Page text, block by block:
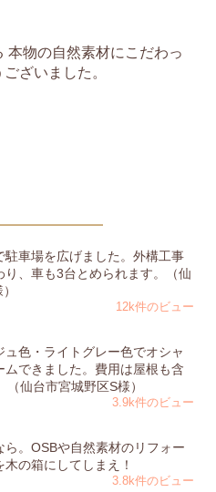
本物の自然素材にこだわっ
ざいました。
駐車場を広げました。外構工事
り、車も3台とめられます。（仙
12k件のビュー
ュ色・ライトグレー色でオシャ
ムできました。費用は屋根も含
（仙台市宮城野区S様）
3.9k件のビュー
ら。OSBや自然素材のリフォー
木の箱にしてしまえ！
3.8k件のビュー